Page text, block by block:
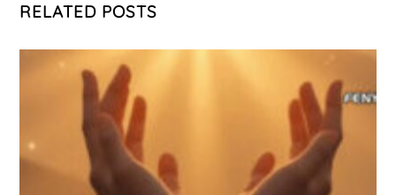
RELATED POSTS